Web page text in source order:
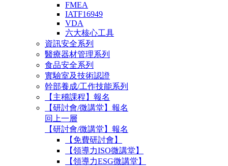
FMEA
IATF16949
VDA
六大核心工具
資訊安全系列
醫療器材管理系列
食品安全系列
實驗室及技術認證
幹部養成/工作技能系列
【主稽課程】報名
【研討會/微講堂】報名
回上一層
【研討會/微講堂】報名
【免費研討會】
【領導力ISO微講堂】
【領導力ESG微講堂】